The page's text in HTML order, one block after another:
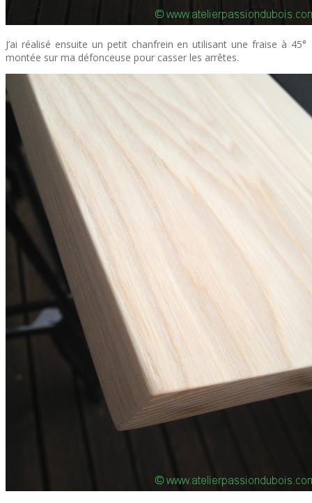
J’ai réalisé ensuite un petit chanfrein en utilisant une fraise à 45°
montée sur ma défonceuse pour casser les arrêtes.